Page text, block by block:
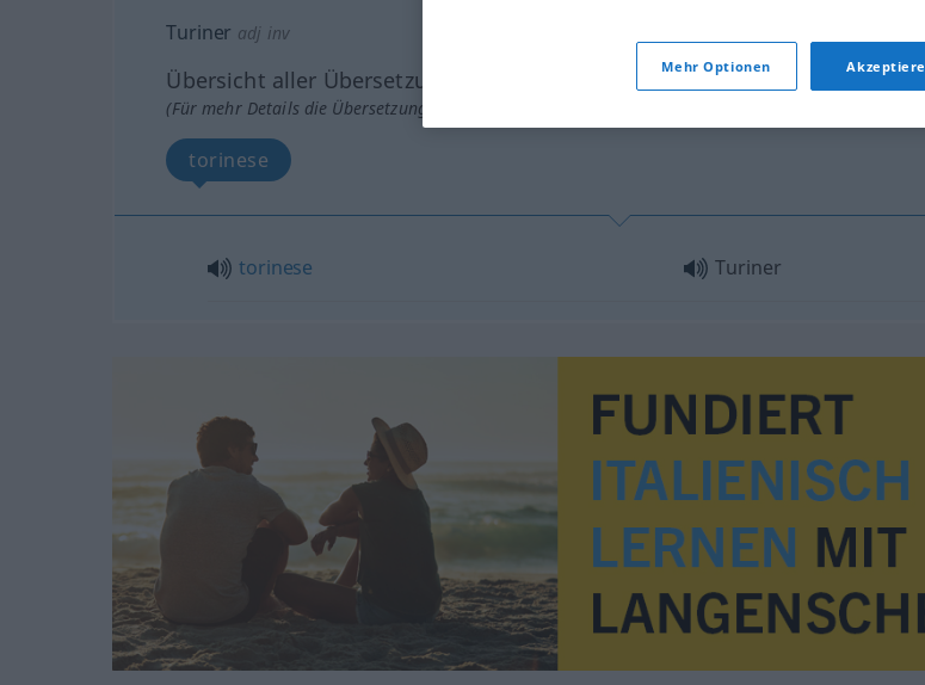
Turiner adj inv
Übersicht aller Übersetzungen
(Für mehr Details die Übersetzung anklicken/antippen)
torinese
torinese Turiner
Mehr Optionen